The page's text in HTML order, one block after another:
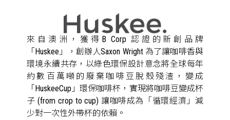
來自澳洲，獲得B Corp 認證的新創品牌
「Huskee」，創辦人Saxon Wright 為了讓咖啡香與
環境永續共存，以綠色環保設計意念將全球每年
約數百萬噸的廢棄咖啡豆脫殼殘渣，變成
「HuskeeCup」環保咖啡杯，實現將咖啡豆變成杯
子 (from crop to cup) 讓咖啡成為「循環經濟」減
少對一次性外帶杯的依賴。